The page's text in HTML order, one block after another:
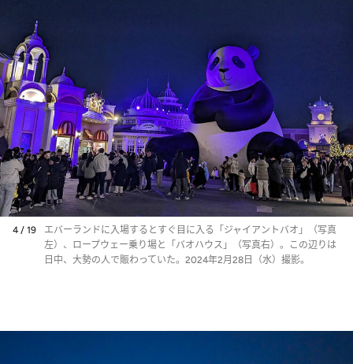
4 / 19
エバーランドに入場するとすぐ目に入る「ジャイアントバオ」（写真
左）、ロープウェー乗り場と「バオハウス」（写真右）。この辺りは
日中、大勢の人で賑わっていた。2024年2月28日（水）撮影。